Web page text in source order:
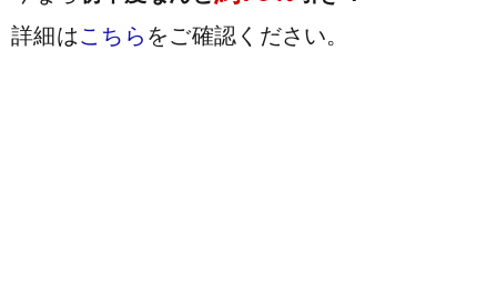
詳細はこちらをご確認ください。